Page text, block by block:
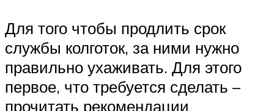
Для того чтобы продлить срок
службы колготок, за ними нужно
правильно ухаживать. Для этого
первое, что требуется сделать –
прочитать рекомендации